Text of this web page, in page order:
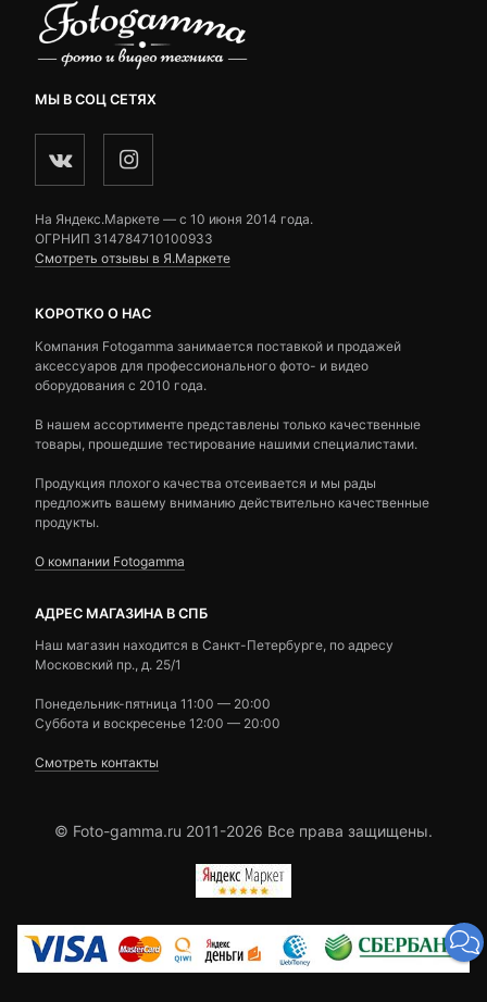
МЫ В СОЦ СЕТЯХ
На Яндекс.Маркете — c 10 июня 2014 года.
ОГРНИП 314784710100933
Смотреть отзывы в Я.Маркете
КОРОТКО О НАС
Компания Fotogamma занимается поставкой и продажей
аксессуаров для профессионального фото- и видео
оборудования с 2010 года.
В нашем ассортименте представлены только качественные
товары, прошедшие тестирование нашими специалистами.
Продукция плохого качества отсеивается и мы рады
предложить вашему вниманию действительно качественные
продукты.
О компании Fotogamma
АДРЕС МАГАЗИНА В СПБ
Наш магазин находится в Санкт-Петербурге, по адресу
Московский пр., д. 25/1
Понедельник-пятница 11:00 — 20:00
Суббота и воскресенье 12:00 — 20:00
Смотреть контакты
© Foto-gamma.ru 2011-2026 Все права защищены.